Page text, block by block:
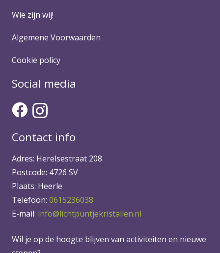
Wie zijn wij!
Algemene Voorwaarden
Cookie policy
Social media
Contact info
Adres: Herelsestraat 208
Postcode: 4726 SV
Plaats: Heerle
Telefoon: 0615236038
E-mail: info@lichtpuntjekristallen.nl
Wil je op de hoogte blijven van activiteiten en nieuwe